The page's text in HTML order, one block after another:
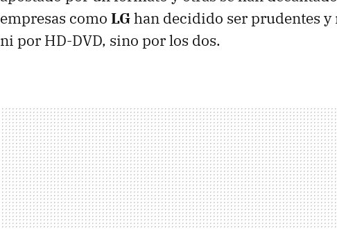
empresas como LGhan decidido ser prudentes
ni por HD-DVD, sino por los dos.